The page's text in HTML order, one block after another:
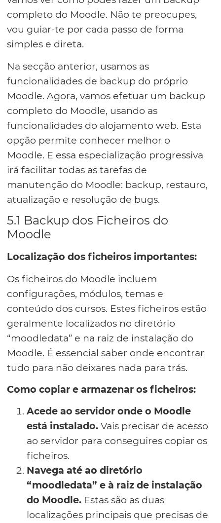
completo do Moodle. Não te preocupes,
vou guiar-te por cada passo de forma
simples e direta.
Na secção anterior, usamos as
funcionalidades de backup do próprio
Moodle. Agora, vamos efetuar um backup
completo do Moodle, usando as
funcionalidades do alojamento web. Esta
opção permite conhecer melhor o
Moodle. E essa especialização progressiva
irá facilitar todas as tarefas de
manutenção do Moodle: backup, restauro,
atualização e resolução de bugs.
5.1 Backup dos Ficheiros do
Moodle
Localização dos ficheiros importantes:
Os ficheiros do Moodle incluem
configurações, módulos, temas e
conteúdo dos cursos. Estes ficheiros estão
geralmente localizados no diretório
“moodledata” e na raiz de instalação do
Moodle. É essencial saber onde encontrar
tudo para não deixares nada para trás.
Como copiar e armazenar os ficheiros:
Acede ao servidor onde o Moodle
está instalado. Vais precisar de acesso
ao servidor para conseguires copiar os
ficheiros.
Navega até ao diretório
“moodledata” e à raiz de instalação
do Moodle. Estas são as duas
localizações principais que precisas de